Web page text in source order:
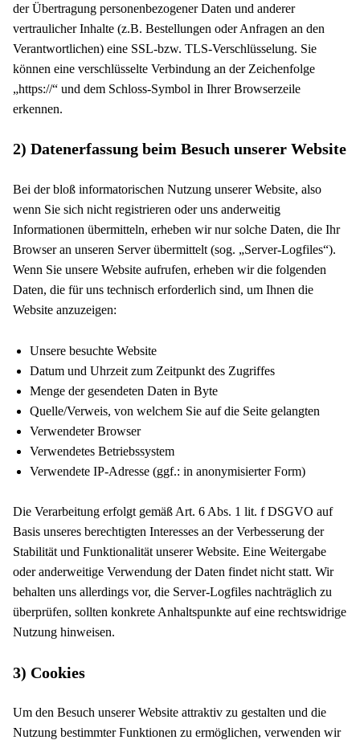
der Übertragung personenbezogener Daten und anderer
vertraulicher Inhalte (z.B. Bestellungen oder Anfragen an den
Verantwortlichen) eine SSL-bzw. TLS-Verschlüsselung. Sie
können eine verschlüsselte Verbindung an der Zeichenfolge
„https://“ und dem Schloss-Symbol in Ihrer Browserzeile
erkennen.
2) Datenerfassung beim Besuch unserer Website
Bei der bloß informatorischen Nutzung unserer Website, also
wenn Sie sich nicht registrieren oder uns anderweitig
Informationen übermitteln, erheben wir nur solche Daten, die Ihr
Browser an unseren Server übermittelt (sog. „Server-Logfiles“).
Wenn Sie unsere Website aufrufen, erheben wir die folgenden
Daten, die für uns technisch erforderlich sind, um Ihnen die
Website anzuzeigen:
Unsere besuchte Website
Datum und Uhrzeit zum Zeitpunkt des Zugriffes
Menge der gesendeten Daten in Byte
Quelle/Verweis, von welchem Sie auf die Seite gelangten
Verwendeter Browser
Verwendetes Betriebssystem
Verwendete IP-Adresse (ggf.: in anonymisierter Form)
Die Verarbeitung erfolgt gemäß Art. 6 Abs. 1 lit. f DSGVO auf
Basis unseres berechtigten Interesses an der Verbesserung der
Stabilität und Funktionalität unserer Website. Eine Weitergabe
oder anderweitige Verwendung der Daten findet nicht statt. Wir
behalten uns allerdings vor, die Server-Logfiles nachträglich zu
überprüfen, sollten konkrete Anhaltspunkte auf eine rechtswidrige
Nutzung hinweisen.
3) Cookies
Um den Besuch unserer Website attraktiv zu gestalten und die
Nutzung bestimmter Funktionen zu ermöglichen, verwenden wir